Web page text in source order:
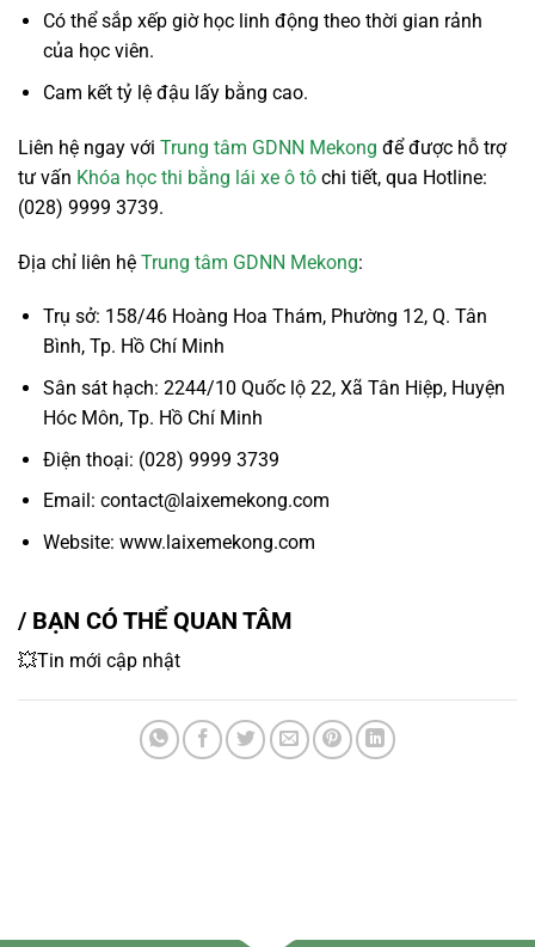
Có thể sắp xếp giờ học linh động theo thời gian rảnh
của học viên.
Cam kết tỷ lệ đậu lấy bằng cao.
Liên hệ ngay với Trung tâm GDNN Mekong để được hỗ trợ
tư vấn Khóa học thi bằng lái xe ô tô chi tiết, qua Hotline:
(028) 9999 3739.
Địa chỉ liên hệ Trung tâm GDNN Mekong:
Trụ sở: 158/46 Hoàng Hoa Thám, Phường 12, Q. Tân
Bình, Tp. Hồ Chí Minh
Sân sát hạch: 2244/10 Quốc lộ 22, Xã Tân Hiệp, Huyện
Hóc Môn, Tp. Hồ Chí Minh
Điện thoại: (028) 9999 3739
Email: contact@laixemekong.com
Website: www.laixemekong.com
/ BẠN CÓ THỂ QUAN TÂM
💥Tin mới cập nhật